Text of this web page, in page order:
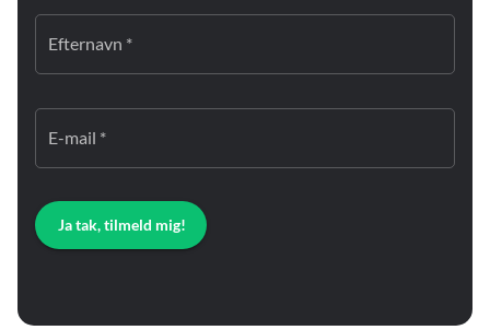
Efternavn *
E-mail *
Ja tak, tilmeld mig!